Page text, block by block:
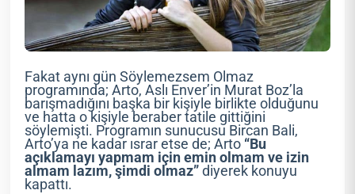
Fakat aynı gün Söylemezsem Olmaz
programında; Arto, Aslı Enver’in Murat Boz’la
barışmadığını başka bir kişiyle birlikte olduğunu
ve hatta o kişiyle beraber tatile gittiğini
söylemişti. Programın sunucusu Bircan Bali,
Arto’ya ne kadar ısrar etse de; Arto “Bu
açıklamayı yapmam için emin olmam ve izin
almam lazım, şimdi olmaz” diyerek konuyu
kapattı.